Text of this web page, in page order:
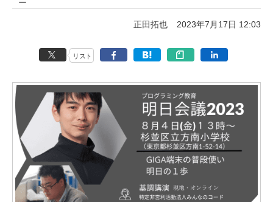
ー
正田拓也 2023年7月17日 12:03
リスト